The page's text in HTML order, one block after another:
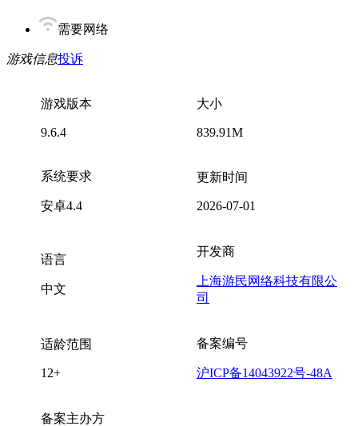
需要网络
游戏信息投诉
游戏版本
9.6.4
大小
839.91M
系统要求
安卓4.4
更新时间
2026-07-01
语言
中文
开发商
上海游民网络科技有限公
司
适龄范围
12+
备案编号
沪ICP备14043922号-48A
备案主办方